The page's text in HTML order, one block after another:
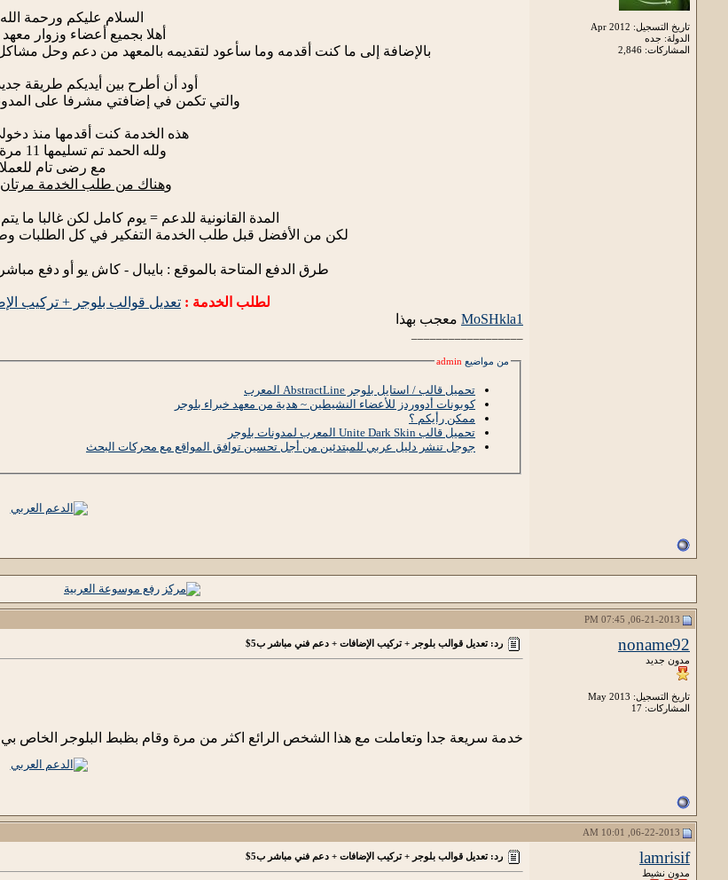
تاريخ التسجيل: Apr 2012
الدولة: جده
المشاركات: 2,846
السلام عليكم ورحمة
أهلا بجميع أعضاء وزوار معهد
بالإضافة إلى ما كنت أقدمه وما سأعود لتقديمه بالمعهد من دعم وحل
أود أن أطرح بين أيديكم طريقة
والتي تكمن في إضافتي مشرفا على
هذه الخدمة كنت أقدمها منذ
ولله الحمد تم تسليمها 11 مرة إلى حد الآن
مع رضى تام
وهناك من طلب الخدمة مرتان
المدة القانونية للدعم = يوم كامل لكن غالبا
لكن من الأفضل قبل طلب الخدمة التفكير في كل الطلبات
طرق الدفع المتاحة بالموقع : بايبال - كاش يو أو دفع
لطلب الخدمة : تعديل قوالب بلوجر + تركيب
MoSHkla1 معجب بهذا
من مواضيع admin
تحميل قالب / استايل بلوجر AbstractLine المعرب
كوبونات أدووردز للأعضاء النشيطين ~ هدية من معهد خبراء بلوجر
ممكن رأيكم ؟
تحميل قالب Unite Dark Skin المعرب لمدونات بلوجر
جوجل تنشر دليل عربي للمبتدئين من أجل تحسين توافق المواقع مع محركات البحث
noname92
مدون جديد
تاريخ التسجيل: May 2013
المشاركات: 17
رد: تعديل قوالب بلوجر + تركيب الإضافات + دعم فني مباشر ب5$
خدمة سريعة جدا وتعاملت مع هذا الشخص الرائع اكثر من مرة وقام بظبط البلوجر الخاص بي
lamrisif
مدون نشيط
رد: تعديل قوالب بلوجر + تركيب الإضافات + دعم فني مباشر ب5$